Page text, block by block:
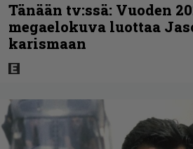
Tänään tv:ssä: Vuoden
megaelokuva luottaa
karismaan